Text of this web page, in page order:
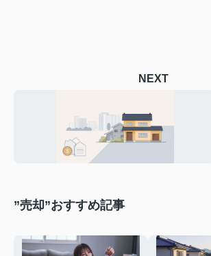
NEXT
”売却”おすすめ記事